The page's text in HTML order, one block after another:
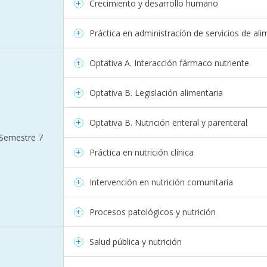
Crecimiento y desarrollo humano
Práctica en administración de servicios de
Semestre 7
Optativa A. Interacción fármaco nutriente
Optativa B. Legislación alimentaria
Optativa B. Nutrición enteral y parenteral
Práctica en nutrición clínica
Intervención en nutrición comunitaria
Procesos patológicos y nutrición
Salud pública y nutrición